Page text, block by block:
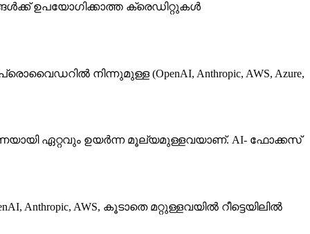
ഉപയോഗിക്കാത്ത ക്രെഡിറ്റുകൾ
നിന്നുമുള്ള (OpenAI, Anthropic, AWS, Azure,
ഏറ്റവും ഉയർന്ന മൂല്യമുള്ളവയാണ്. AI- ഫോക്കസ്
AWS, കൂടാതെ മറ്റുള്ളവയിൽ റീട്ടെയിലിൽ